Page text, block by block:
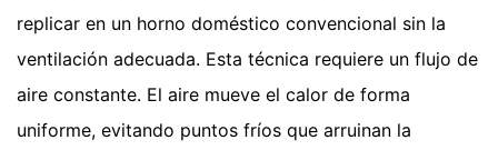
replicar en un horno doméstico convencional sin la
ventilación adecuada. Esta técnica requiere un flujo de
aire constante. El aire mueve el calor de forma
uniforme, evitando puntos fríos que arruinan la